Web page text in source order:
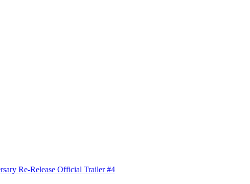
Re-Release Official Trailer #4